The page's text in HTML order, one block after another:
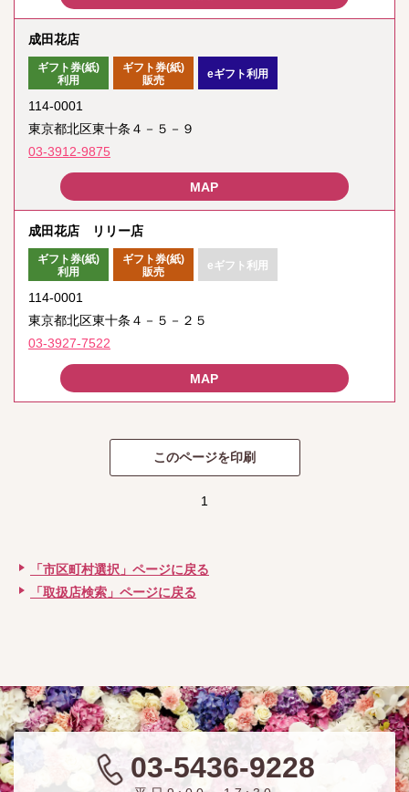
成田花店
ギフト券(紙)
利用
ギフト券(紙)
販売
eギフト利用
114-0001
東京都北区東十条４－５－９
03-3912-9875
成田花店 リリー店
ギフト券(紙)
利用
ギフト券(紙)
販売
eギフト利用
114-0001
東京都北区東十条４－５－２５
03-3927-7522
1
「市区町村選択」ページに戻る
「取扱店検索」ページに戻る
03-5436-9228